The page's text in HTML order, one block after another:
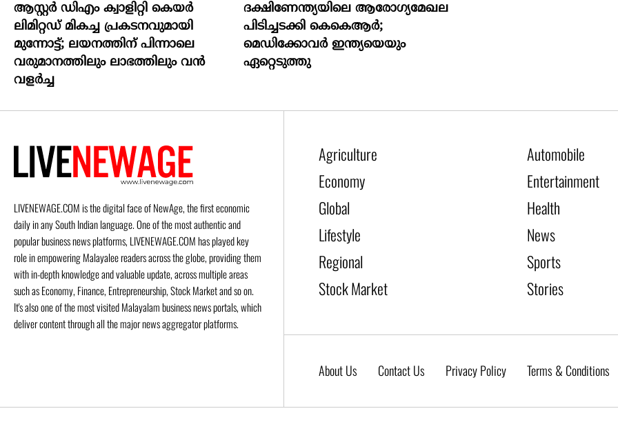
ആസ്റ്റർ ഡിഎം ക്വാളിറ്റി കെയർ
ലിമിറ്റഡ് മികച്ച പ്രകടനവുമായി
മുന്നോട്ട്; ലയനത്തിന് പിന്നാലെ
വരുമാനത്തിലും ലാഭത്തിലും വൻ
വളർച്ച
ദക്ഷിണേന്ത്യയിലെ ആരോഗ്യമേഖല
പിടിച്ചടക്കി കെകെആർ;
മെഡിക്കോവർ ഇന്ത്യയെയും
ഏറ്റെടുത്തു
LIVENEWAGE.COM is the digital face of NewAge, the first economic
daily in any South Indian language. One of the most authentic and
popular business news platforms, LIVENEWAGE.COM has played key
role in empowering Malayalee readers across the globe, providing them
with in-depth knowledge and valuable update, across multiple areas
such as Economy, Finance, Entrepreneurship, Stock Market and so on.
It's also one of the most visited Malayalam business news portals, which
deliver content through all the major news aggregator platforms.
Agriculture Automobile
Economy
Entertainment
Global
Health
Lifestyle
News
Regional
Sports
Stock Market
Stories
About Us Contact Us Privacy Policy Terms & Conditions